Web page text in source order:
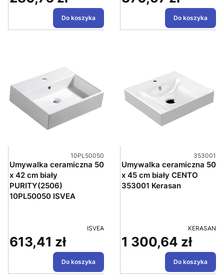
Do koszyka Do koszyka
Kod produktu
10PL50050
Umywalka ceramiczna 50
x 42 cm biały
PURITY(2506)
10PL50050 ISVEA
PRODUCENT
ISVEA
Cena
613,41 zł
Do koszyka
Kod
353001
Umywalka ceramiczna 50
x 45 cm biały CENTO
353001 Kerasan
KERASAN
Cena
1 300,64 zł
Do koszyka